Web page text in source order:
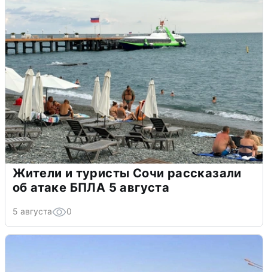
Жители и туристы Сочи рассказали
об атаке БПЛА 5 августа
5 августа 0